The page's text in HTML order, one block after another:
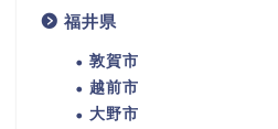
福井県
敦賀市
越前市
大野市